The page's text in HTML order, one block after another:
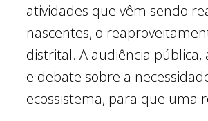
atividades que vêm sendo
nascentes, o
distrital. A audiência
e debate sobre a
ecossistema, para que uma